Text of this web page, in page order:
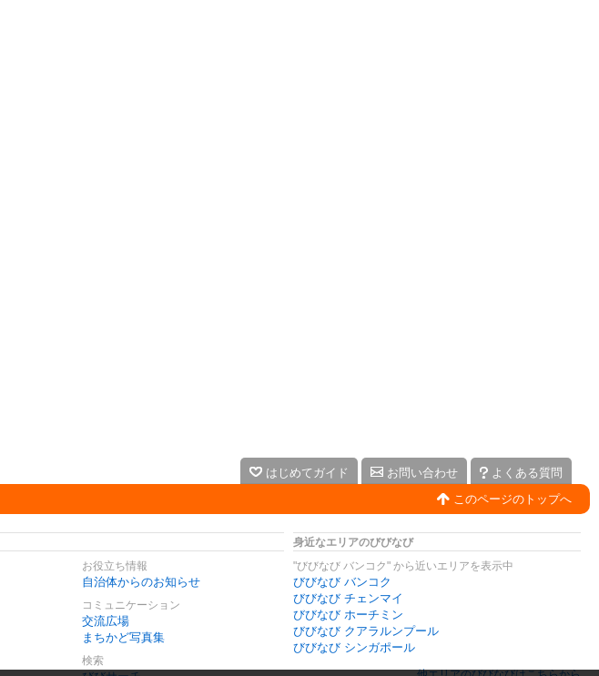
はじめてガイド お問い合わせ
よくある質問
このページのトップへ
お役立ち情報
自治体からのお知らせ
コミュニケーション
交流広場
まちかど写真集
検索
身近なエリアのびびなび
"びびなび バンコク" から近いエリアを表示中
びびなび バンコク
びびなび チェンマイ
びびなび ホーチミン
びびなび クアラルンプール
びびなび シンガポール